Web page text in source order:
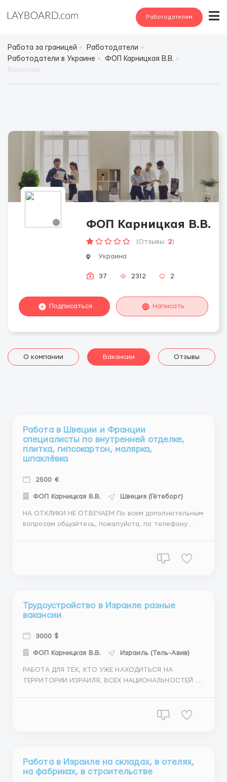
Работодателям
Работа за границей
Работодатели
Работодатели в Украине
ФОП Карницкая В.В.
ФОП Карницкая В.В.
(Отзывы: 2)
Украина
37 2312 2
Подписаться Написать
О компании Вакансии Отзывы
Работа в Швеции и Франции
специалисты по внутренней отделке,
плитка, гипсокартон, малярка,
шпаклёвка
2500 €
ФОП Карницкая В.В. Швеция (Гётеборг)
НА ОТКЛИКИ НЕ ОТВЕЧАЕМ По всем дополнительным
вопросам общайтесь, пожалуйста, по телефону
Швецию срочно требуются ответственные
Трудоустройство в Израиле разные
вакансии
3000 $
ФОП Карницкая В.В. Израиль (Тель-Авив)
РАБОТА ДЛЯ ТЕХ, КТО УЖЕ НАХОДИТЬСЯ НА
ТЕРРИТОРИИ ИЗРАИЛЯ, ВСЕХ НАЦИОНАЛЬНОСТЕЙ И
мужчин, для женщин, для семейных пар, для парней,
Работа в Израиле на складах, в отелях,
на фабриках, в строительстве